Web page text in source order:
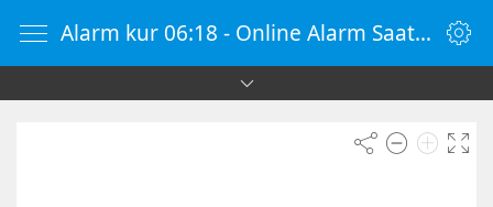
Alarm kur 06:18 - Online Alarm Saati - Alarm Kur